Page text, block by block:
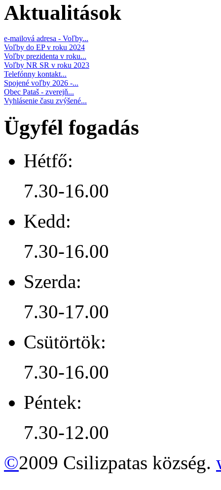
Aktualitások
e-mailová adresa - Voľby...
Voľby do EP v roku 2024
Voľby prezidenta v roku...
Voľby NR SR v roku 2023
Telefónny kontakt...
Spojené voľby 2026 -...
Obec Pataš - zverejň...
Vyhlásenie času zvýšené...
Ügyfél fogadás
Hétfő:
7.30-16.00
Kedd:
7.30-16.00
Szerda:
7.30-17.00
Csütörtök:
7.30-16.00
Péntek:
7.30-12.00
©2009 Csilizpatas község.